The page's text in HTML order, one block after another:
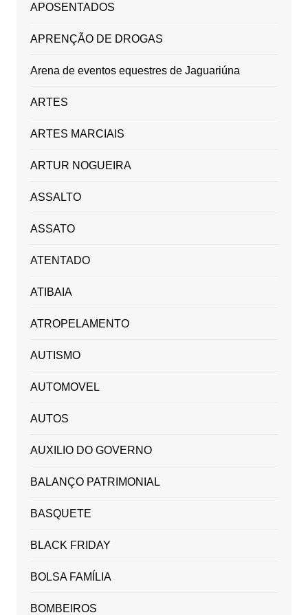
APOSENTADOS
APRENÇÃO DE DROGAS
Arena de eventos equestres de Jaguariúna
ARTES
ARTES MARCIAIS
ARTUR NOGUEIRA
ASSALTO
ASSATO
ATENTADO
ATIBAIA
ATROPELAMENTO
AUTISMO
AUTOMOVEL
AUTOS
AUXILIO DO GOVERNO
BALANÇO PATRIMONIAL
BASQUETE
BLACK FRIDAY
BOLSA FAMÍLIA
BOMBEIROS